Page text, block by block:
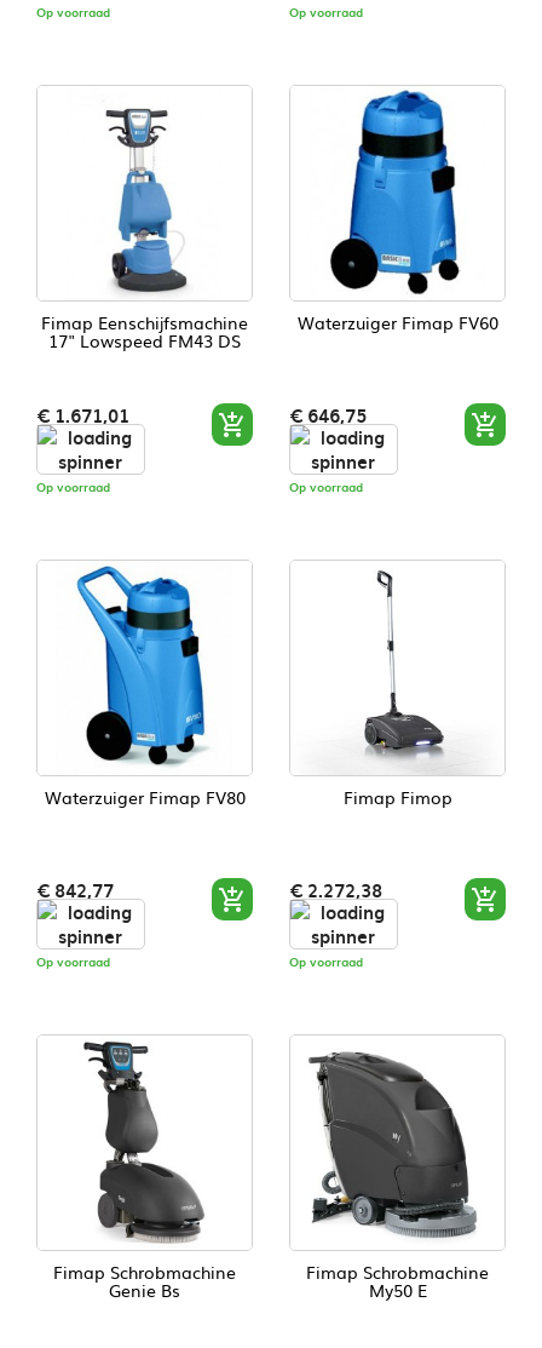
Op voorraad Op voorraad
Fimap Eenschijfsmachine
17" Lowspeed FM43 DS
€ 1.671,01
Op voorraad

Waterzuiger Fimap FV60
€ 646,75
Op voorraad

Waterzuiger Fimap FV80
€ 842,77
Op voorraad

Fimap Fimop
€ 2.272,38
Op voorraad

Fimap Schrobmachine
Genie Bs
Fimap Schrobmachine
My50 E